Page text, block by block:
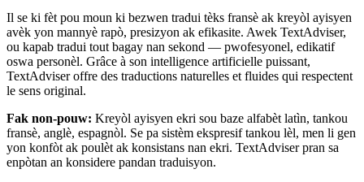
Il se ki fèt pou moun ki bezwen tradui tèks fransè ak kreyòl ayisyen
avèk yon mannyè rapò, presizyon ak efikasite. Awek TextAdviser,
ou kapab tradui tout bagay nan sekond — pwofesyonel, edikatif
oswa personèl. Grâce à son intelligence artificielle puissant,
TextAdviser offre des traductions naturelles et fluides qui respectent
le sens original.
Fak non-pouw: Kreyòl ayisyen ekri sou baze alfabèt latìn, tankou
fransè, anglè, espagnòl. Se pa sistèm ekspresif tankou lèl, men li gen
yon konfòt ak poulèt ak konsistans nan ekri. TextAdviser pran sa
enpòtan an konsidere pandan traduisyon.